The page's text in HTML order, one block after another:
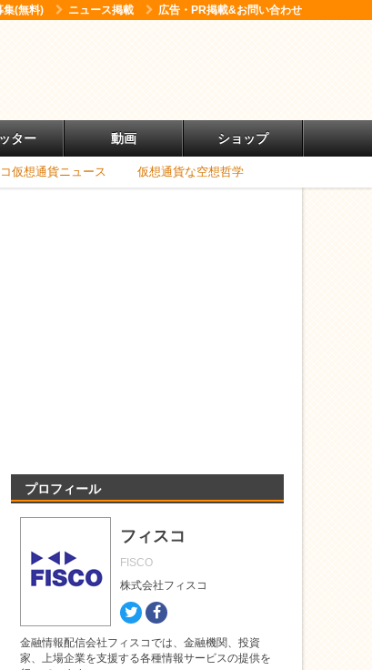
集(無料) ニュース掲載 広告・PR掲載&お問い合わせ
ター 動画 ショップ
仮想通貨ニュース 仮想通貨な空想哲学
プロフィール
フィスコ
FISCO
株式会社フィスコ
TwitterFacebook
金融情報配信会社フィスコでは、金融機関、投資
家、上場企業を支援する各種情報サービスの提供を